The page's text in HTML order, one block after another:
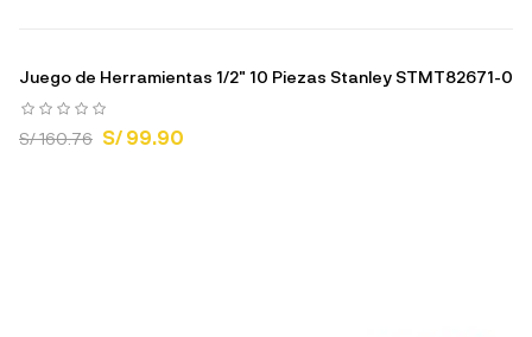
Juego de Herramientas 1/2" 10 Piezas Stanley STMT82671-0
S/ 160.76 S/ 99.90